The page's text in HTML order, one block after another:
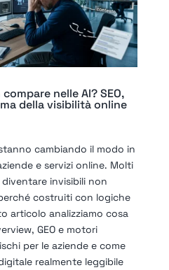
nelle AI? SEO,
della visibilità online
cambiando il modo in
e servizi online. Molti
invisibili non
costruiti con logiche
articolo analizziamo cosa
GEO e motori
per le aziende e come
realmente leggibile